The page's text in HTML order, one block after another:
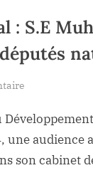
: S.E
Rural
:
S.E
audience
son cabinet